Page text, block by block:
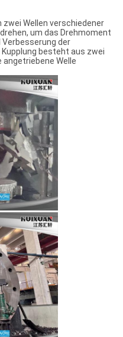
zwei Wellen verschiedener
um das Drehmoment
der
besteht aus zwei
angetriebene Welle